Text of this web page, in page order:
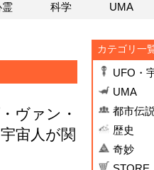
ヴァン・
宙人が関
カテゴリ一
UFO・
UMA
都市伝説
歴史
奇妙
霊 科学 UMA